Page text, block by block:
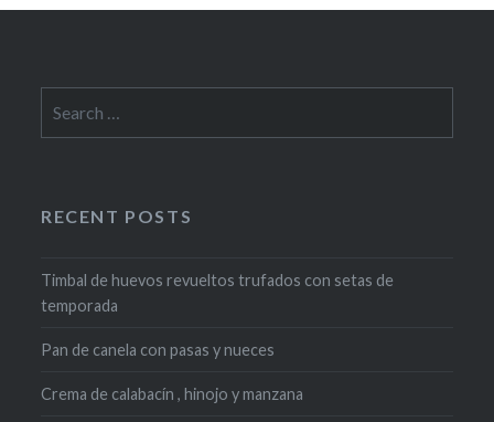
for:
RECENT POSTS
Timbal de huevos revueltos trufados con setas de
temporada
Pan de canela con pasas y nueces
Crema de calabacín , hinojo y manzana